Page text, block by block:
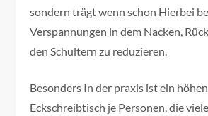
sondern trägt wenn schon Hierbei
Verspannungen in dem Nacken,
den Schultern zu reduzieren.
Besonders In der praxis ist ein
Eckschreibtisch je Personen, die